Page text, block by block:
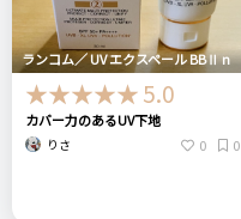
ランコム／ UV エクスペール BBⅡ n
5.0
カバー力のあるUV下地
りさ 0 0